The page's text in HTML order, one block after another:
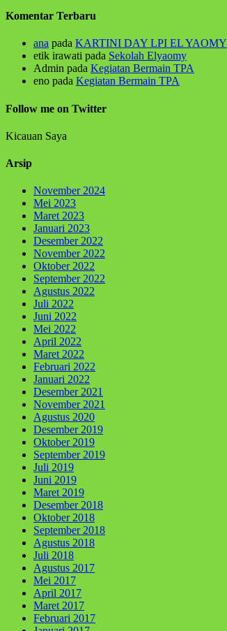
Komentar Terbaru
ana pada KARTINI DAY LPI EL YAOMY
etik irawati pada Sekolah Elyaomy
Admin pada Kegiatan Bermain TPA
eno pada Kegiatan Bermain TPA
Follow me on Twitter
Kicauan Saya
Arsip
November 2024
Mei 2023
Maret 2023
Januari 2023
Desember 2022
November 2022
Oktober 2022
September 2022
Agustus 2022
Juli 2022
Juni 2022
Mei 2022
April 2022
Maret 2022
Februari 2022
Januari 2022
Desember 2021
November 2021
Agustus 2020
Desember 2019
Oktober 2019
September 2019
Juli 2019
Juni 2019
Maret 2019
Desember 2018
Oktober 2018
September 2018
Agustus 2018
Juli 2018
Agustus 2017
Mei 2017
April 2017
Maret 2017
Februari 2017